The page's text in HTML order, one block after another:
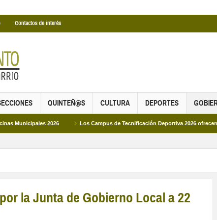
Contactos de interés
QUINTEÑ@S CULTURA DEPORTES
2026 Los Campus de Tecnificación Deportiva 2026 ofrecen cuatro
la Junta de Gobierno Local a 22